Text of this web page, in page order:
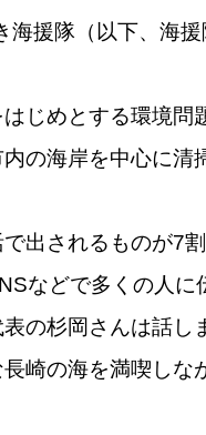
援隊（以下、海
じめとする環境
の海岸を中心に清
出されるものが7
などで多くの人に
の杉岡さんは話し
崎の海を満喫しな